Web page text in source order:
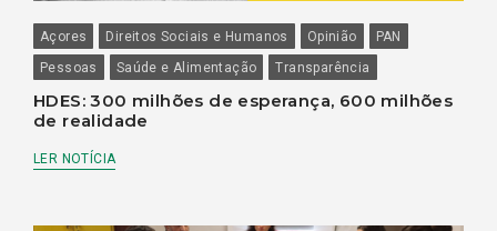
Açores Direitos Sociais e Humanos Opinião
PAN
Pessoas
Saúde e Alimentação Transparência
HDES: 300 milhões de esperança, 600 milhões
de realidade
LER NOTÍCIA